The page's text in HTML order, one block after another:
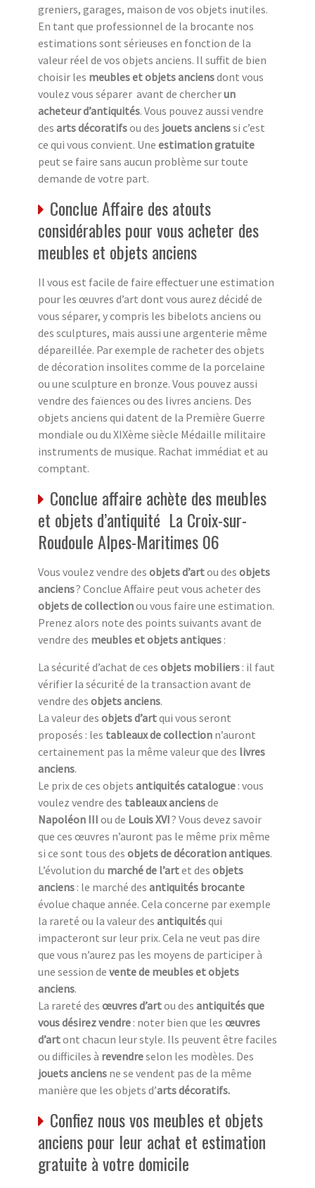
greniers, garages, maison de vos objets inutiles.
En tant que professionnel de la brocante nos
estimations sont sérieuses en fonction de la
valeur réel de vos objets anciens. Il suffit de bien
choisir les meubles et objets anciensdont vous
voulez vous séparer avant de chercherun
acheteur d’antiquités. Vous pouvez aussi vendre
des arts décoratifsou des jouets ancienssi c’est
ce qui vous convient. Une estimation gratuite
peut se faire sans aucun problème sur toute
demande de votre part.
Conclue Affaire des atouts
considérables pour vous acheter des
meubles et objets anciens
Il vous est facile de faire effectuer une estimation
pour les œuvres d’art dont vous aurez décidé de
vous séparer, y compris les bibelots anciens ou
des sculptures, mais aussi une argenterie même
dépareillée. Par exemple de racheter des objets
de décoration insolites comme de la porcelaine
ou une sculpture en bronze. Vous pouvez aussi
vendre des faïences ou des livres anciens. Des
objets anciens qui datent de la Première Guerre
mondiale ou du XIXème siècle Médaille militaire
instruments de musique. Rachat immédiat et au
comptant.
Conclue affaire achète des meubles
et objets d’antiquité La Croix-sur-
Roudoule Alpes-Maritimes 06
Vous voulez vendre des objets d’artou des objets
anciens? Conclue Affaire peut vous acheter des
objets de collectionou vous faire une estimation.
Prenez alors note des points suivants avant de
vendre des meubles et objets antiques :
La sécurité d’achat de ces objets mobiliers : il faut
vérifier la sécurité de la transaction avant de
vendre des objets anciens.
La valeur des objets d’artqui vous seront
proposés : les tableaux de collection n’auront
certainement pas la même valeur que des livres
anciens.
Le prix de ces objets antiquités catalogue : vous
voulez vendre des tableaux anciensde
Napoléon III ou de Louis XVI? Vous devez savoir
que ces œuvres n’auront pas le même prix même
si ce sont tous des objets de décoration antiques.
L’évolution du marché de l’artet des objets
anciens : le marché des antiquités brocante
évolue chaque année. Cela concerne par exemple
la rareté ou la valeur des antiquitésqui
impacteront sur leur prix. Cela ne veut pas dire
que vous n’aurez pas les moyens de participer à
une session de vente de meubles et objets
anciens.
La rareté des œuvres d’artou des antiquités que
vous désirez vendre : noter bien que les œuvres
d’artont chacun leur style. Ils peuvent être faciles
ou difficiles à revendreselon les modèles. Des
jouets anciens ne se vendent pas de la même
manière que les objets d’arts décoratifs.
Confiez nous vos meubles et objets
anciens pour leur achat et estimation
gratuite à votre domicile